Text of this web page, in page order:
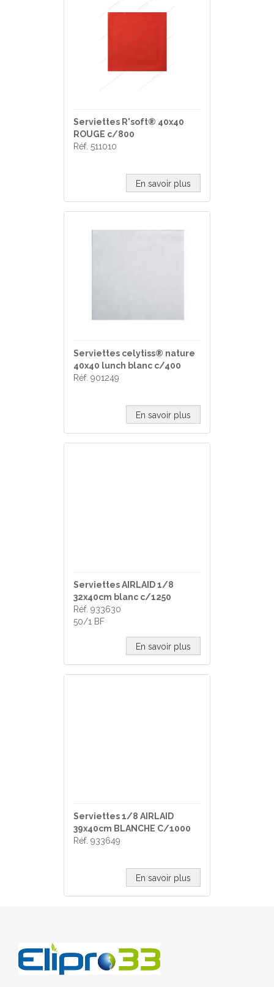
Serviettes R'soft® 40x40
ROUGE c/800
Réf. 511010
En savoir plus
Serviettes celytiss® nature
40x40 lunch blanc c/400
Réf. 901249
En savoir plus
Serviettes AIRLAID 1/8
32x40cm blanc c/1250
Réf. 933630
50/1 BF
En savoir plus
Serviettes 1/8 AIRLAID
39x40cm BLANCHE C/1000
Réf. 933649
En savoir plus